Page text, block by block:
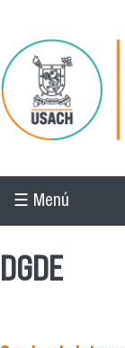
Pasar al
☰ Menú
DGDE